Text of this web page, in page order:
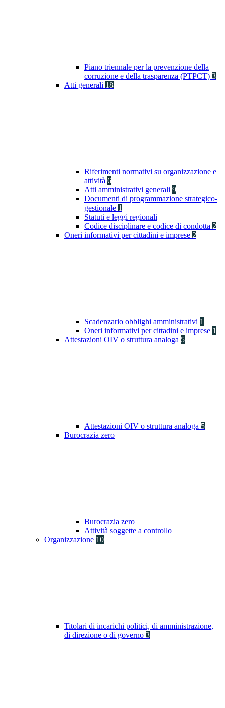
Piano triennale per la prevenzione della
corruzione e della trasparenza (PTPCT) 3
Atti generali 18
Riferimenti normativi su organizzazione e
attività 6
Atti amministrativi generali 9
Documenti di programmazione strategico-
gestionale 1
Statuti e leggi regionali
Codice disciplinare e codice di condotta 2
Oneri informativi per cittadini e imprese 2
Scadenzario obblighi amministrativi 1
Oneri informativi per cittadini e imprese 1
Attestazioni OIV o struttura analoga 5
Attestazioni OIV o struttura analoga 5
Burocrazia zero
Burocrazia zero
Attività soggette a controllo
Organizzazione 10
Titolari di incarichi politici, di amministrazione,
di direzione o di governo 3